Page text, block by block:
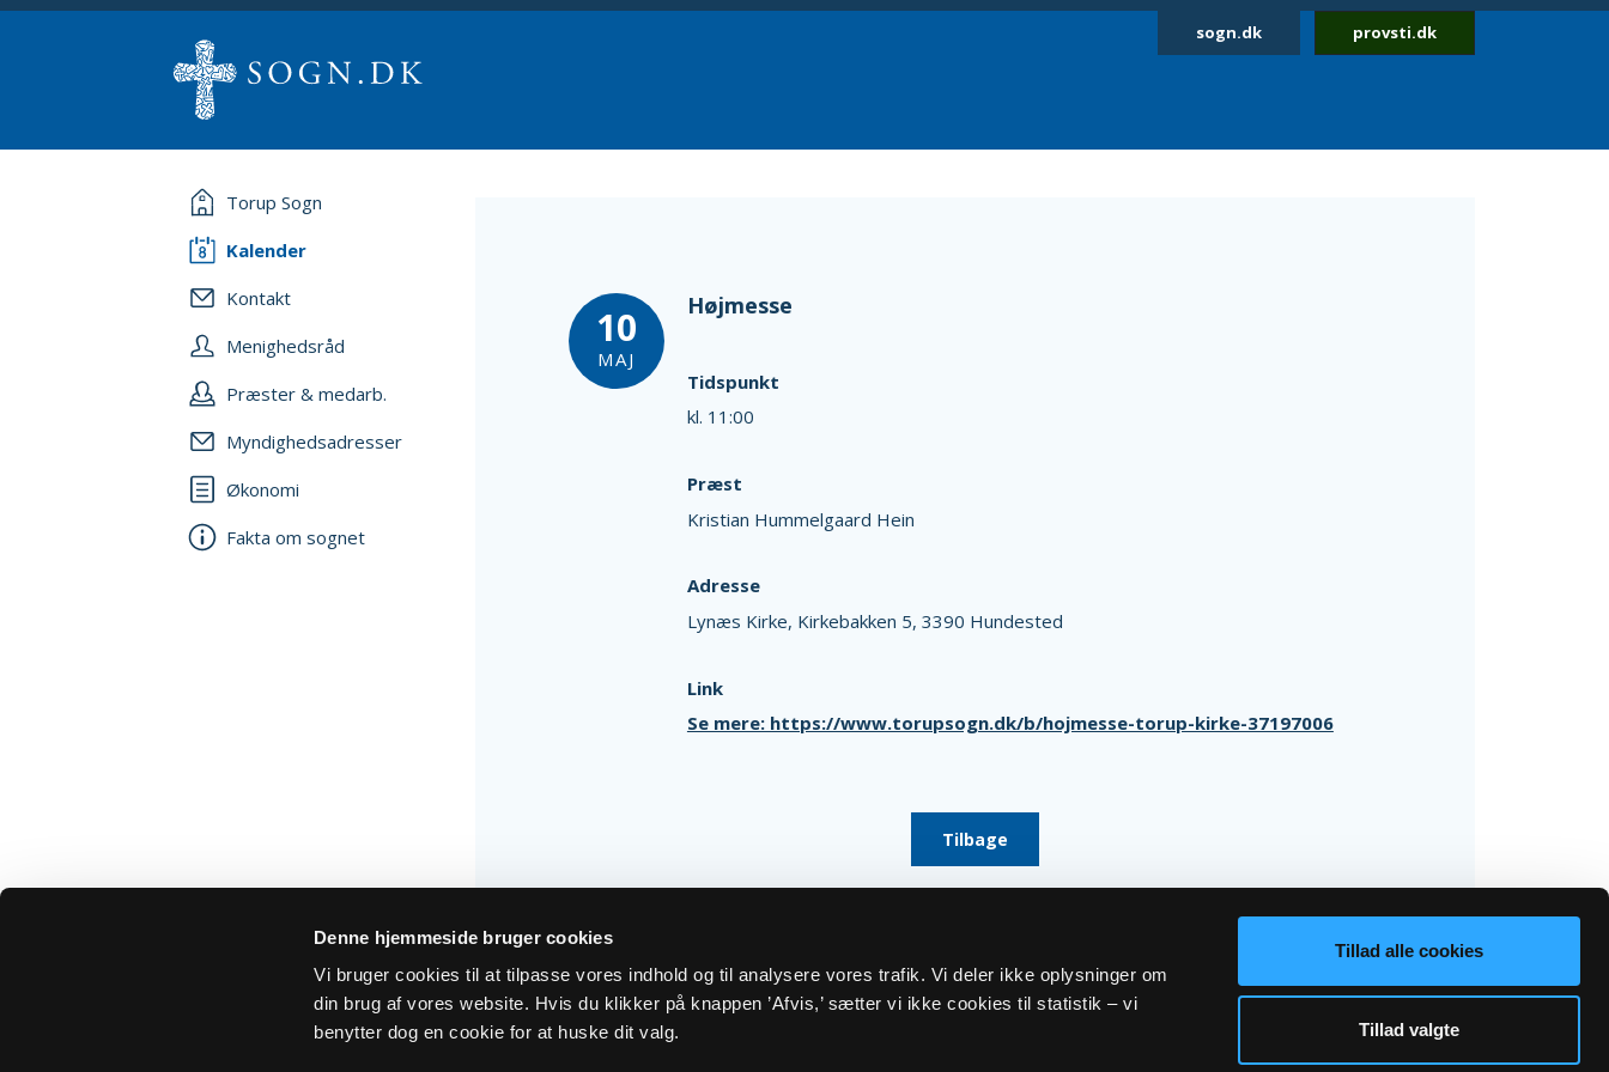
Denne hjemmeside bruger cookies
Vi bruger cookies til at tilpasse vores indhold og til analysere vores trafik. Vi deler ikke oplysninger om
din brug af vores website. Hvis du klikker på knappen ’Afvis,’ sætter vi ikke cookies til statistik – vi
benytter dog en cookie for at huske dit valg.
Tillad alle cookies
Tillad valgte
sogn.dk provsti.dk
Torup Sogn
Kalender
Kontakt
Menighedsråd
Præster & medarb.
Myndighedsadresser
Økonomi
Fakta om sognet
10
MAJ
Højmesse
Tidspunkt
kl. 11:00
Præst
Kristian Hummelgaard Hein
Adresse
Lynæs Kirke, Kirkebakken 5, 3390 Hundested
Link
Se mere: https://www.torupsogn.dk/b/hojmesse-torup-kirke-37197006
Tilbage